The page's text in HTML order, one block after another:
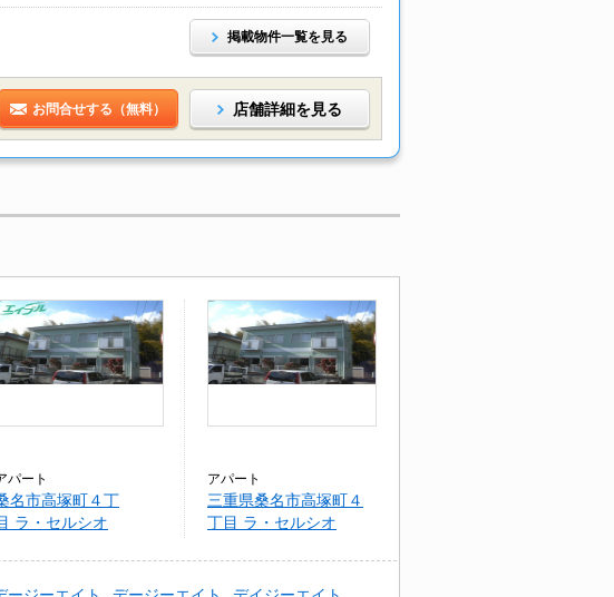
掲載物件一覧を見る
お問合せする（無料） 店舗詳細を見る
パート
名市高塚町４丁
ラ・セルシオ
アパート
三重県桑名市高塚町４
丁目 ラ・セルシオ